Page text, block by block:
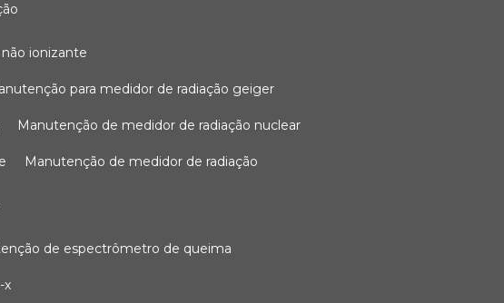
não ionizante
manutenção para medidor de radiação geiger
manutenção de medidor de radiação nuclear
manutenção de medidor de radiação
de espectrômetro de queima
x